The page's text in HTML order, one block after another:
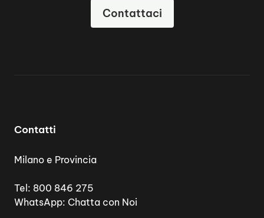
Contattaci
Contatti
Milano e Provincia
Tel: 800 846 275
WhatsApp: Chatta con Noi